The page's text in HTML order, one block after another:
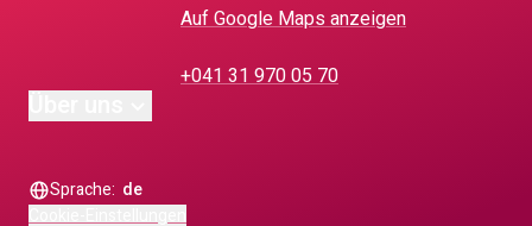
Auf Google Maps anzeigen
+041 31 970 05 70
Sprache: de